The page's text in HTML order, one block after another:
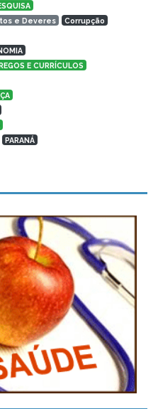
e Deveres
Corrupção
E CURRÍCULOS
PARANÁ